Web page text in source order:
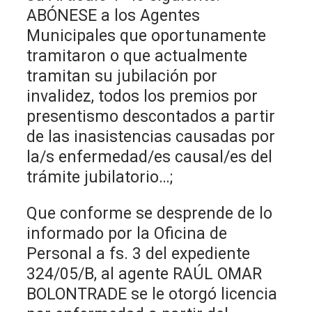
ABÓNESE a los Agentes
Municipales que oportunamente
tramitaron o que actualmente
tramitan su jubilación por
invalidez, todos los premios por
presentismo descontados a partir
de las inasistencias causadas por
la/s enfermedad/es causal/es del
trámite jubilatorio…;
Que conforme se desprende de lo
informado por la Oficina de
Personal a fs. 3 del expediente
324/05/B, al agente RAÚL OMAR
BOLONTRADE se le otorgó licencia